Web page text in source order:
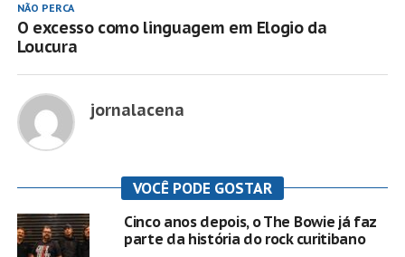
NÃO PERCA
O excesso como linguagem em Elogio da
Loucura
jornalacena
VOCÊ PODE GOSTAR
Cinco anos depois, o The Bowie já faz
parte da história do rock curitibano